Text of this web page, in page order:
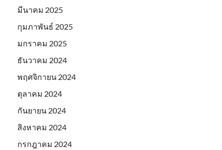
มีนาคม 2025
กุมภาพันธ์ 2025
มกราคม 2025
ธันวาคม 2024
พฤศจิกายน 2024
ตุลาคม 2024
กันยายน 2024
สิงหาคม 2024
กรกฎาคม 2024